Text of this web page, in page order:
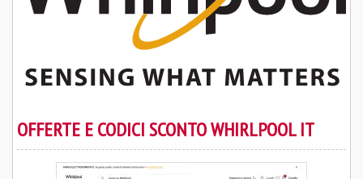
OFFERTE E CODICI SCONTO WHIRLPOOL IT